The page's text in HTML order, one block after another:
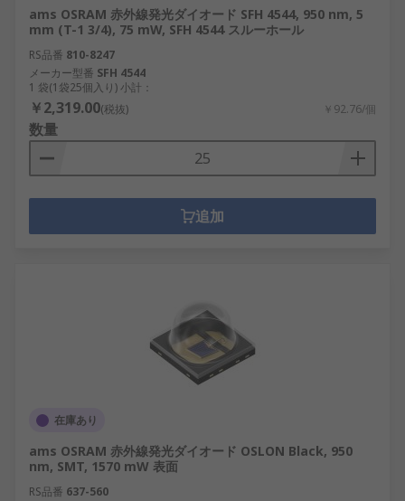
ams OSRAM 赤外線発光ダイオード SFH 4544, 950 nm, 5
mm (T-1 3/4), 75 mW, SFH 4544 スルーホール
RS品番 810-8247
メーカー型番 SFH 4544
1 袋(1袋25個入り) 小計：
￥2,319.00(税抜) ￥92.76/個
数量
追加
在庫あり
ams OSRAM 赤外線発光ダイオード OSLON Black, 950
nm, SMT, 1570 mW 表面
RS品番 637-560